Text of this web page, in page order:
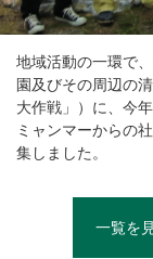
地域活動の一環で
園及びその周辺の
大作戦」）に、今
ミャンマーからの
集しました。
一覧を